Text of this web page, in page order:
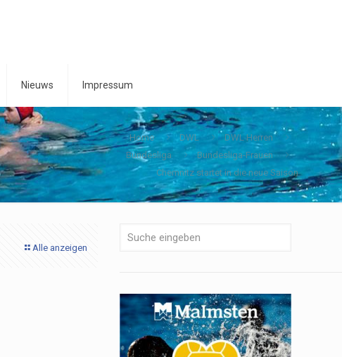
Nieuws Impressum
Home DWL
DWL Herren
Bundesliga
Bundesliga-Frauen
Chemnitz startet in die neue Saison
Alle anzeigen